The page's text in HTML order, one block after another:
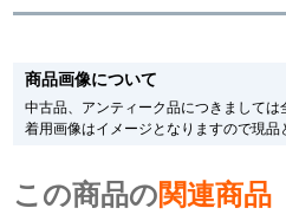
商品画像について
中古品、アンティーク品につきましては
着用画像はイメージとなりますので現品
この商品の関連商品
メーカー保護シールの有無に個体差がご
また、メーカーにてマイナーチェンジが
の仕様で販売させていただきますので予
尚、中古品、アンティーク品につきまし
ます。